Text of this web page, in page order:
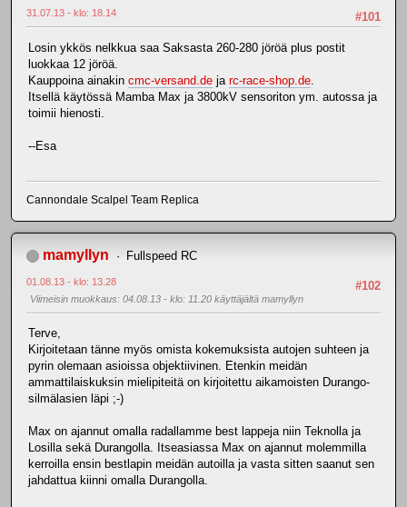
#101
31.07.13 - klo: 18.14
Losin ykkös nelkkua saa Saksasta 260-280 jöröä plus postit
luokkaa 12 jöröä.
Kauppoina ainakin cmc-versand.de ja rc-race-shop.de
Itsellä käytössä Mamba Max ja 3800kV sensoriton ym. autossa ja
toimii hienosti.
--Esa
Cannondale Scalpel Team Replica
mamyllyn Fullspeed RC
#102
01.08.13 - klo: 13.28
Viimeisin muokkaus: 04.08.13 - klo: 11.20 käyttäjältä mamyllyn
Terve,
Kirjoitetaan tänne myös omista kokemuksista autojen suhteen ja
pyrin olemaan asioissa objektiivinen. Etenkin meidän
ammattilaiskuksin mielipiteitä on kirjoitettu aikamoisten Durango-
silmälasien läpi ;-)
Max on ajannut omalla radallamme best lappeja niin Teknolla ja
Losilla sekä Durangolla. Itseasiassa Max on ajannut molemmilla
kerroilla ensin bestlapin meidän autoilla ja vasta sitten saanut sen
jahdattua kiinni omalla Durangolla.